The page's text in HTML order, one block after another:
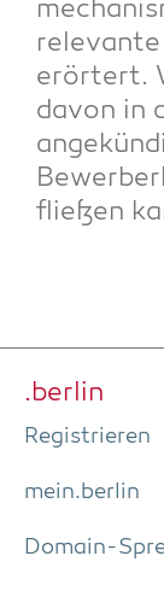
erör­tert.
davon in
flie­ßen
.ber­lin
Regis­trie­ren
mein.berlin
Domain-